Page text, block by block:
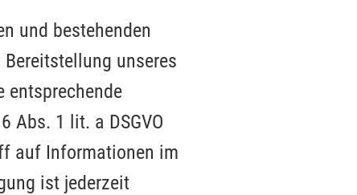
und bestehenden
unseres
entsprechende
Abs. 1 lit. a DSGVO
auf Informationen im
ist jederzeit